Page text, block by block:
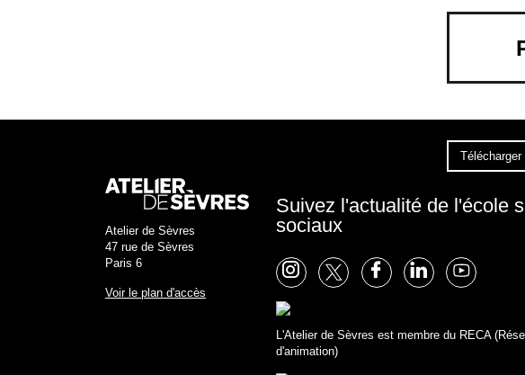
Télécharger
Atelier de Sèvres
47 rue de Sèvres
Paris 6
Voir le plan d'accès
Suivez l'actualité de l'école
sociaux
L'Atelier de Sèvres est membre du RECA
d'animation)